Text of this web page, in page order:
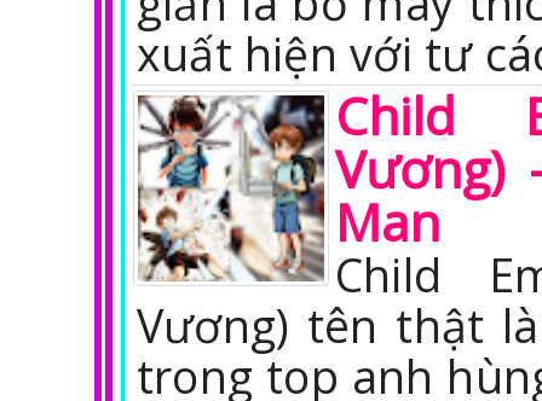
xuất hiện với tư
Child
Vương)
Man
Child
Vương) tên thật
trong top anh